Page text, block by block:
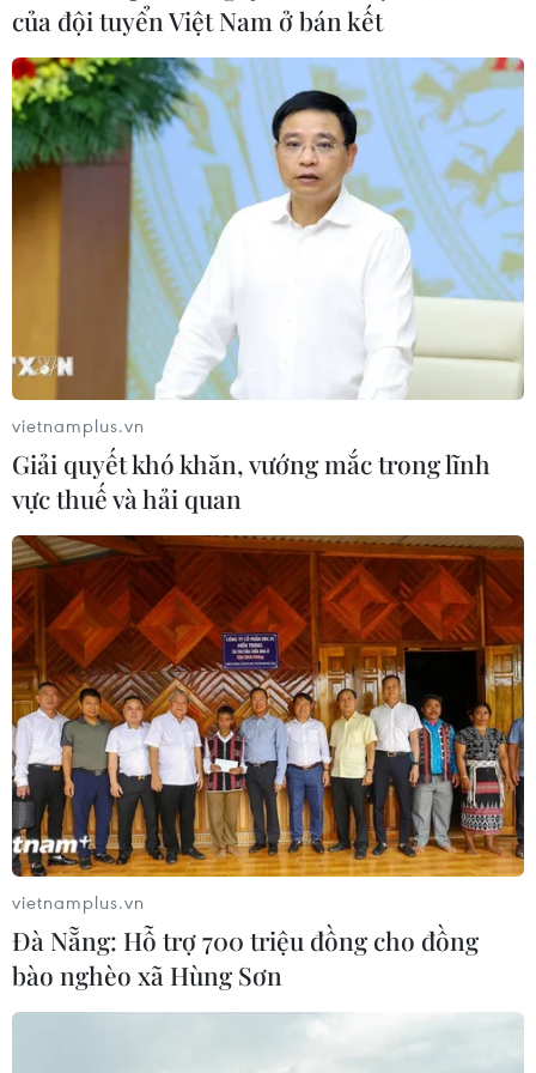
14/05/2023 07:37
Vận động viên Trần Minh Trí đã xuất sắc khi tổng cử
được 306kg, hơn vận động viên Thái Lan đúng 1kg để
đem về tấm huy chương Vàng ở nội dung Cử tạ nam
hạng cân 67kg cho Đoàn Thể thao Việt Nam.
SEA Games 32: Bóng bàn Việt
Nam có HCV đồng đội nam nữ sau 24 năm
14/05/2023 09:26
Cặp vận động viên Đinh Anh Hoàng và Trần Mai Ngọc
xuất sắc đánh bại cặp đôi rất mạnh của Singapore để
mang về tấm HCV đầu tiên nội dung đồng đội nam nữ
cho Bóng bàn Việt Nam sau 24 năm chờ đợi.
của đội tuyển Việt Nam ở bán kết
vietnamplus.vn
Giải quyết khó khăn, vướng mắc trong lĩnh
vực thuế và hải quan
vietnamplus.vn
Đà Nẵng: Hỗ trợ 700 triệu đồng cho đồng
bào nghèo xã Hùng Sơn